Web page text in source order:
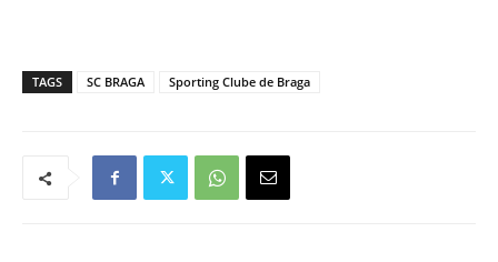
TAGS SC BRAGA Sporting Clube de Braga